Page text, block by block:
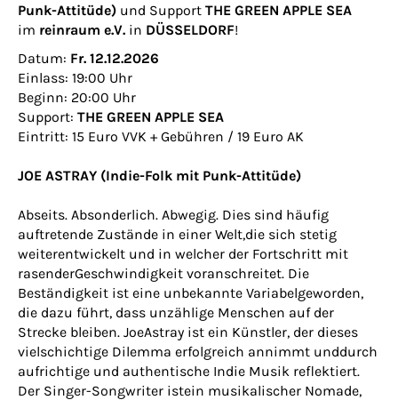
Punk-Attitüde) und Support THE GREEN APPLE SEA
im reinraum e.V. in DÜSSELDORF!
Datum: Fr. 12.12.2026
Einlass: 19:00 Uhr
Beginn: 20:00 Uhr
Support: THE GREEN APPLE SEA
Eintritt: 15 Euro VVK + Gebühren / 19 Euro AK
JOE ASTRAY (Indie-Folk mit Punk-Attitüde)
Abseits. Absonderlich. Abwegig. Dies sind häufig
auftretende Zustände in einer Welt,die sich stetig
weiterentwickelt und in welcher der Fortschritt mit
rasenderGeschwindigkeit voranschreitet. Die
Beständigkeit ist eine unbekannte Variabelgeworden,
die dazu führt, dass unzählige Menschen auf der
Strecke bleiben. JoeAstray ist ein Künstler, der dieses
vielschichtige Dilemma erfolgreich annimmt unddurch
aufrichtige und authentische Indie Musik reflektiert.
Der Singer-Songwriter istein musikalischer Nomade,